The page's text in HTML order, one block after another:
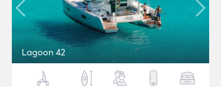
Lagoon 42